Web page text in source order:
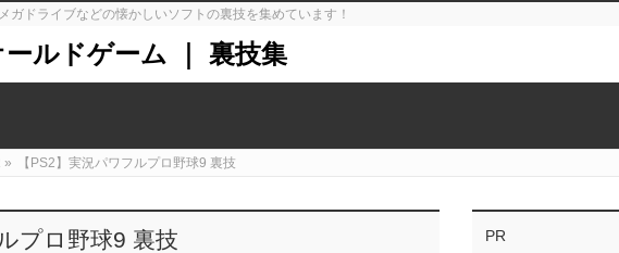
ガドライブなどの懐かしいソフトの裏技を集めています！
ルドゲーム ｜ 裏技集
» 【PS2】実況パワフルプロ野球9 裏技
プロ野球9 裏技 PR